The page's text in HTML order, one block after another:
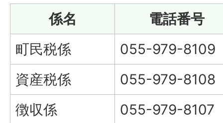
係名
電話番号
町民税係
055-979-8109
資産税係
055-979-8108
徴収係
055-979-8107